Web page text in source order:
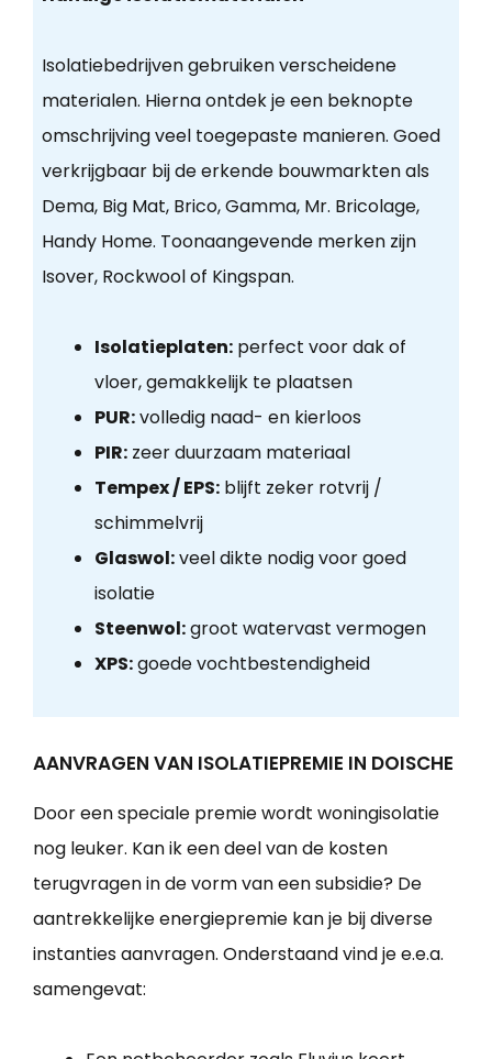
Isolatiebedrijven gebruiken verscheidene
materialen. Hierna ontdek je een beknopte
omschrijving veel toegepaste manieren. Goed
verkrijgbaar bij de erkende bouwmarkten als
Dema, Big Mat, Brico, Gamma, Mr. Bricolage,
Handy Home. Toonaangevende merken zijn
Isover, Rockwool of Kingspan.
Isolatieplaten:perfect voor dak of
vloer, gemakkelijk te plaatsen
PUR:volledig naad- en kierloos
PIR:zeer duurzaam materiaal
Tempex / EPS:blijft zeker rotvrij /
schimmelvrij
Glaswol:veel dikte nodig voor goed
isolatie
Steenwol:groot watervast vermogen
XPS:goede vochtbestendigheid
AANVRAGEN VAN ISOLATIEPREMIE IN DOISCHE
Door een speciale premie wordt woningisolatie
nog leuker. Kan ik een deel van de kosten
terugvragen in de vorm van een subsidie? De
aantrekkelijke energiepremie kan je bij diverse
instanties aanvragen. Onderstaand vind je e.e.a.
samengevat: